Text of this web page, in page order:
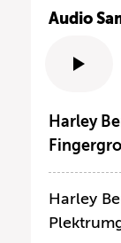
Audio
Harley
Harley